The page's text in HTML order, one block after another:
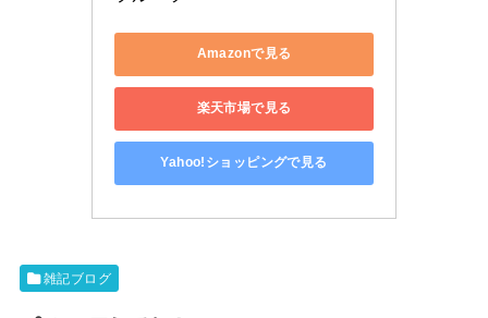
Amazonで見る
楽天市場で見る
Yahoo!ショッピングで見る
雑記ブログ